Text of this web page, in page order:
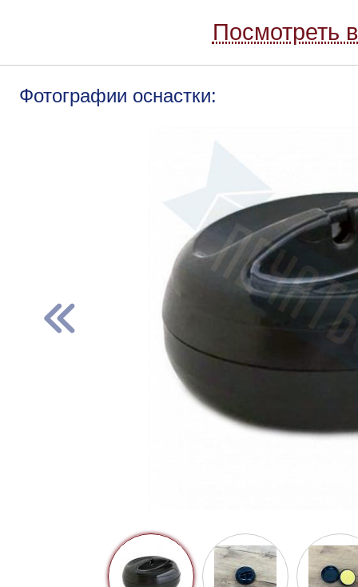
Посмотреть
Фотографии оснастки: